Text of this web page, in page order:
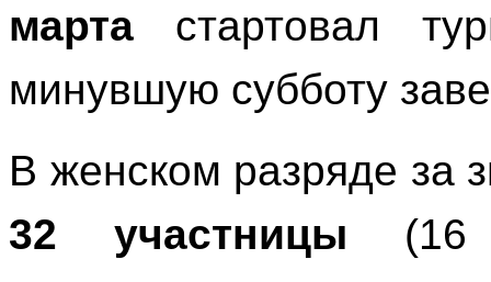
марта стартовал
минувшую субботу
В женском разряде за
32 участницы (16